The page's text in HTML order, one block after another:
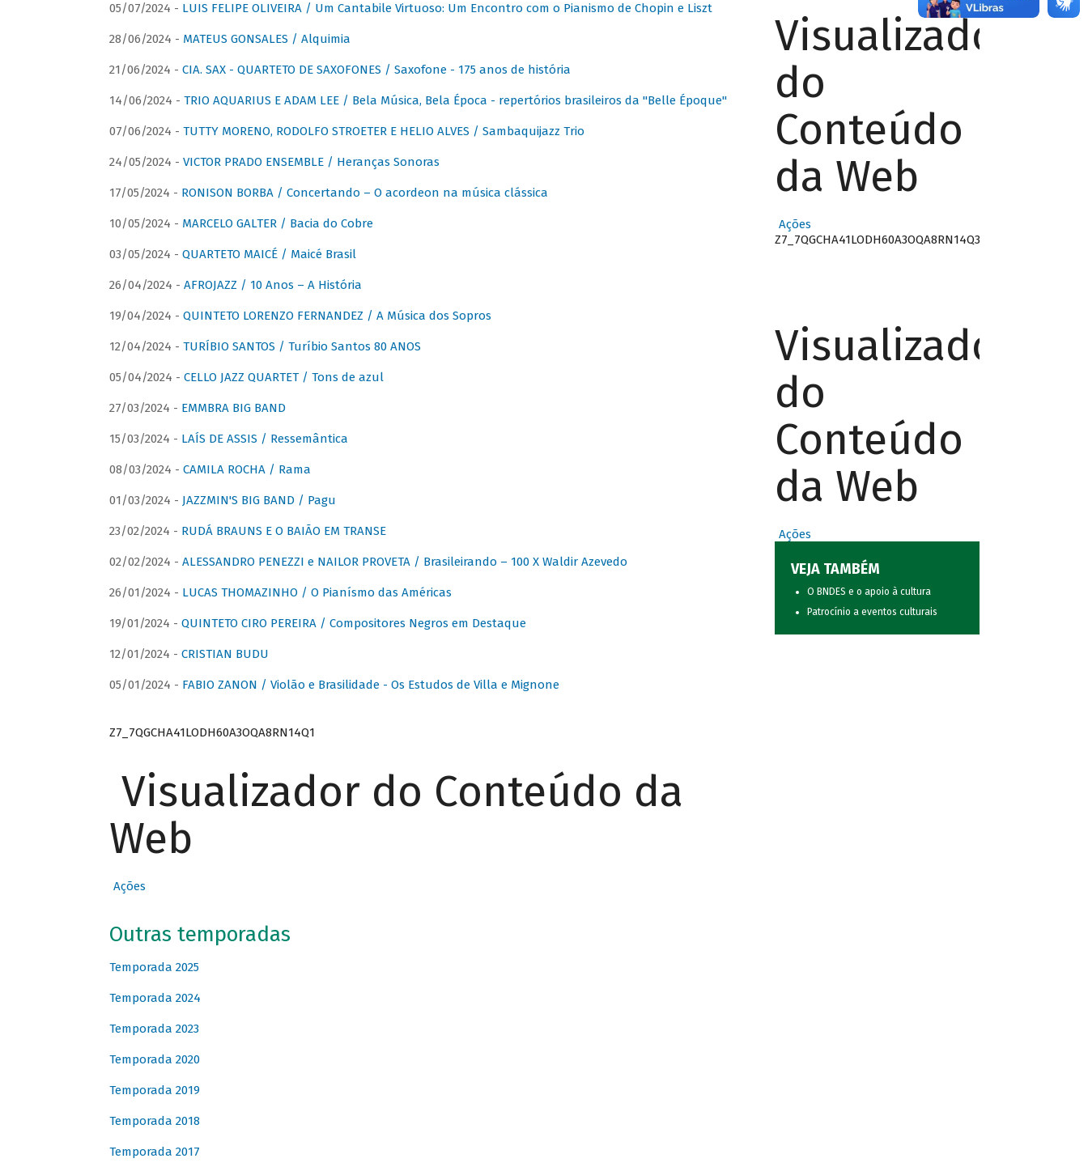
05/07/2024 - LUIS FELIPE OLIVEIRA / Um Cantabile Virtuoso: Um Encontro com o Pianismo de Chopin e Liszt
28/06/2024 - MATEUS GONSALES / Alquimia
21/06/2024 - CIA. SAX - QUARTETO DE SAXOFONES / Saxofone - 175 anos de história
14/06/2024 - TRIO AQUARIUS E ADAM LEE / Bela Música, Bela Época - repertórios brasileiros da "Belle Époque"
07/06/2024 - TUTTY MORENO, RODOLFO STROETER E HELIO ALVES / Sambaquijazz Trio
24/05/2024 - VICTOR PRADO ENSEMBLE / Heranças Sonoras
17/05/2024 - RONISON BORBA / Concertando – O acordeon na música clássica
10/05/2024 - MARCELO GALTER / Bacia do Cobre
03/05/2024 - QUARTETO MAICÉ / Maicé Brasil
26/04/2024 - AFROJAZZ / 10 Anos – A História
19/04/2024 - QUINTETO LORENZO FERNANDEZ / A Música dos Sopros
12/04/2024 - TURÍBIO SANTOS / Turíbio Santos 80 ANOS
05/04/2024 - CELLO JAZZ QUARTET / Tons de azul
27/03/2024 - EMMBRA BIG BAND
15/03/2024 - LAÍS DE ASSIS / Ressemântica
08/03/2024 - CAMILA ROCHA / Rama
01/03/2024 - JAZZMIN'S BIG BAND / Pagu
23/02/2024 - RUDÁ BRAUNS E O BAIÃO EM TRANSE
02/02/2024 - ALESSANDRO PENEZZI e NAILOR PROVETA / Brasileirando – 100 X Waldir Azevedo
26/01/2024 - LUCAS THOMAZINHO / O Pianísmo das Américas
19/01/2024 - QUINTETO CIRO PEREIRA / Compositores Negros em Destaque
12/01/2024 - CRISTIAN BUDU
05/01/2024 - FABIO ZANON / Violão e Brasilidade - Os Estudos de Villa e Mignone
Z7_7QGCHA41LODH60A3OQA8RN14Q1
Visualizador do Conteúdo da
Web
Ações
Outras temporadas
Temporada 2025
Temporada 2024
Temporada 2023
Temporada 2020
Temporada 2019
Temporada 2018
Temporada 2017
Visualizador
do
Conteúdo
da Web
Ações
Z7_7QGCHA41LODH60A3OQA8RN14Q3
Visualizador
do
Conteúdo
da Web
Ações
VEJA TAMBÉM
O BNDES e o apoio à cultura
Patrocínio a eventos culturais